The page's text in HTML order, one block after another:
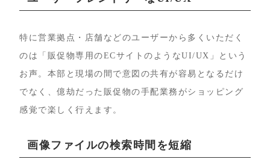
特に営業拠点・店舗などのユーザーから多くいただく
のは「販促物専用のECサイトのようなUI/UX」という
お声。本部と現場の間で意図の共有が容易となるだけ
でなく、億劫だった販促物の手配業務がショッピング
感覚で楽しく行えます。
画像ファイルの検索時間を短縮